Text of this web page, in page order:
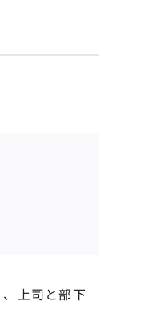
上司と部下